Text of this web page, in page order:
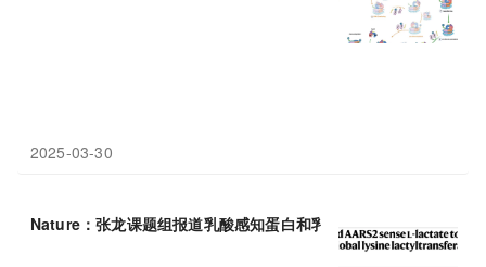
2025-03-30
Nature：张龙课题组报道乳酸感知蛋白和乳酸化 AARS1/2